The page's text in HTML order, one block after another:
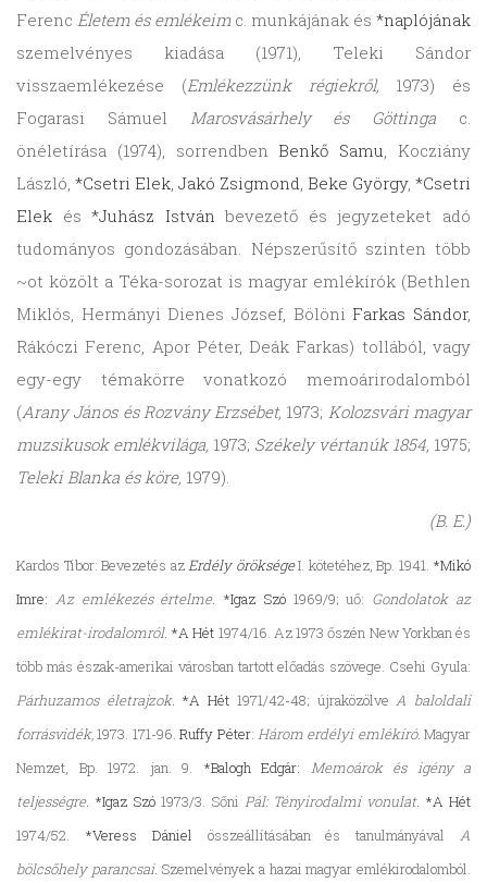
Ferenc Életem és emlékeim c. munkájának és *naplójának
szemelvényes kiadása (1971), Teleki Sándor
visszaemlékezése (Emlékezzünk régiekről, 1973) és
Fogarasi Sámuel Marosvásárhely és Göttinga c.
önéletírása (1974), sorrendben Benkő Samu, Kocziány
László, *Csetri Elek, Jakó Zsigmond, Beke György, *Csetri
Elek és*Juhász István bevezető és jegyzeteket adó
tudományos gondozásában. Népszerűsítő szinten több
~ot közölt a Téka-sorozat is magyar emlékírók (Bethlen
Miklós, Hermányi Dienes József, Bölöni Farkas Sándor,
Rákóczi Ferenc, Apor Péter, Deák Farkas) tollából, vagy
egy-egy témakörre vonatkozó memoárirodalomból
(Arany János és Rozvány Erzsébet, 1973; Kolozsvári magyar
muzsikusok emlékvilága, 1973; Székely vértanúk 1854, 1975;
Teleki Blanka és köre, 1979).
(B. E.)
Kardos Tibor: Bevezetés azErdély örökségeI. kötetéhez, Bp. 1941. *Mikó
Imre: Az emlékezés értelme. *Igaz Szó1969/9; uő: Gondolatok az
emlékirat-irodalomról. *A Hét 1974/16. Az 1973 őszén New Yorkban és
több más észak-amerikai városban tartott előadás szövege. Csehi Gyula:
Párhuzamos életrajzok. *A Hét 1971/42-48; újraközölveA baloldali
forrásvidék,1973. 171-96.Ruffy Péter: Három erdélyi emlékíró. Magyar
Nemzet, Bp. 1972. jan. 9. *Balogh Edgár:
Memoárok és igény a
teljességre. *Igaz Szó 1973/3. Sőni Pál: Tényirodalmi vonulat. *A Hét
1974/52. *Veress Dániel összeállításában és tanulmányávalA
bölcsőhely parancsai. Szemelvények a hazai magyar emlékirodalomból.